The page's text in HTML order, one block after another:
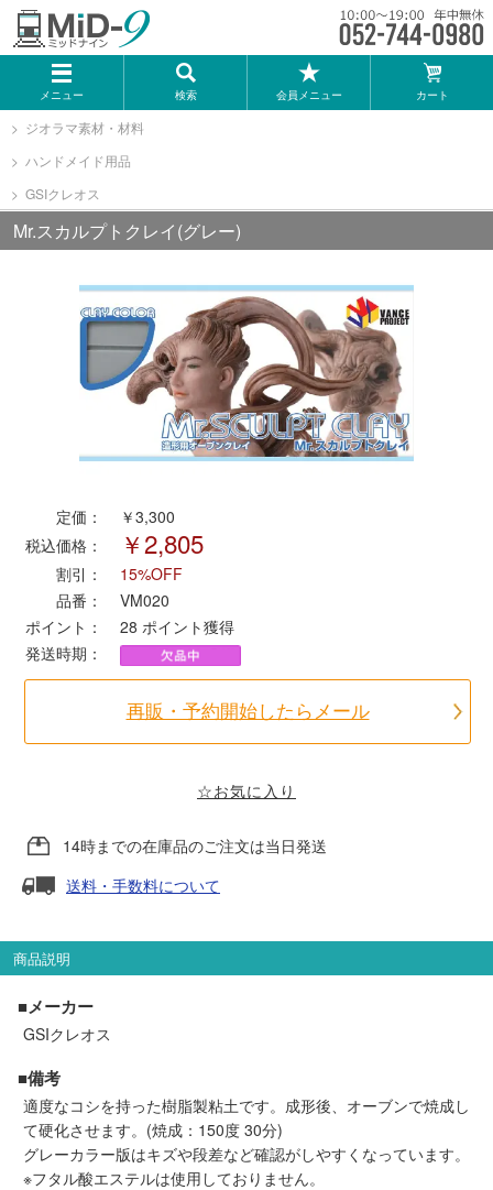
メニュー 検索 会員メニュー カート
メーカー一覧
TOMIX
GREENMAX
トミーテック
マイクロエース
Bトレインショーティー
ポポンデッタ
MODEMO(モデモ)
さんけい
トラムウェイ
TTC
セール品・キャンペーン
セール商品
走行エリア別 鉄道模型車両リスト
北海道・東北 関東
ジオラマ素材・材料
ハンドメイド用品
GSIクレオス
Mr.スカルプトクレイ(グレー)
定価：
￥3,300
税込価格：
￥2,805
割引：
15%OFF
品番：
VM020
ポイント：
28 ポイント獲得
発送時期：
再販・予約開始したらメール
☆お気に入り
14時までの在庫品のご注文は当日発送
送料・手数料について
商品説明
■メーカー
GSIクレオス
■備考
適度なコシを持った樹脂製粘土です。成形後、オーブンで焼成し
て硬化させます。(焼成：150度 30分)
グレーカラー版はキズや段差など確認がしやすくなっています。
※フタル酸エステルは使用しておりません。